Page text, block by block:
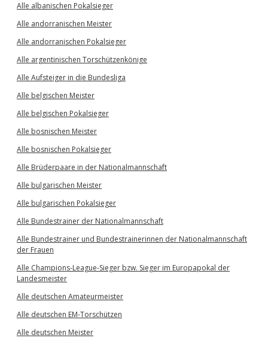
Alle albanischen Pokalsieger
Alle andorranischen Meister
Alle andorranischen Pokalsieger
Alle argentinischen Torschützenkönige
Alle Aufsteiger in die Bundesliga
Alle belgischen Meister
Alle belgischen Pokalsieger
Alle bosnischen Meister
Alle bosnischen Pokalsieger
Alle Brüderpaare in der Nationalmannschaft
Alle bulgarischen Meister
Alle bulgarischen Pokalsieger
Alle Bundestrainer der Nationalmannschaft
Alle Bundestrainer und Bundestrainerinnen der Nationalmannschaft
der Frauen
Alle Champions-League-Sieger bzw. Sieger im Europapokal der
Landesmeister
Alle deutschen Amateurmeister
Alle deutschen EM-Torschützen
Alle deutschen Meister